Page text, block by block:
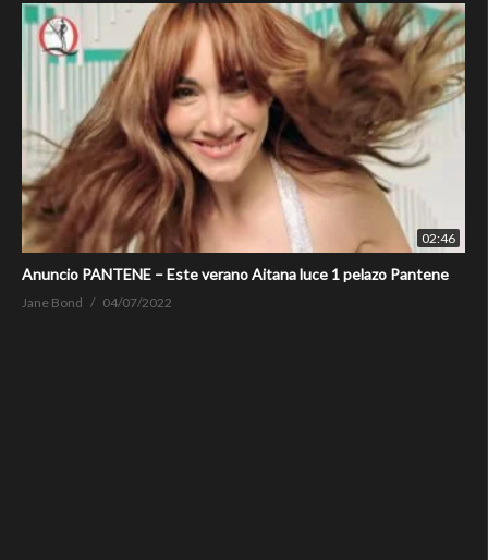
02:46
Anuncio PANTENE – Este verano Aitana luce 1 pelazo Pantene
Jane Bond 04/07/2022